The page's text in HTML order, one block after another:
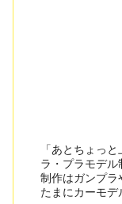
「あとちょっ
ラ・プラモデル
制作はガンプラ
たまにカーモデ